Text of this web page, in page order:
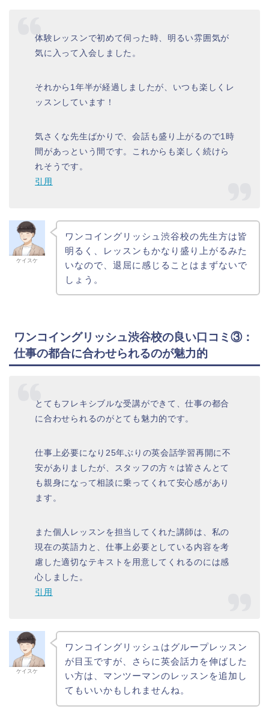
体験レッスンで初めて伺った時、明るい雰囲気が
気に入って入会しました。
それから1年半が経過しましたが、いつも楽しくレ
ッスンしています！
気さくな先生ばかりで、会話も盛り上がるので1時
間があっという間です。これからも楽しく続けら
れそうです。
引用
ケイスケ
ワンコイングリッシュ渋谷校の先生方は皆
明るく、レッスンもかなり盛り上がるみた
いなので、退屈に感じることはまずないで
しょう。
ワンコイングリッシュ渋谷校の良い口コミ③：
仕事の都合に合わせられるのが魅力的
とてもフレキシブルな受講ができて、仕事の都合
に合わせられるのがとても魅力的です。
仕事上必要になり25年ぶりの英会話学習再開に不
安がありましたが、スタッフの方々は皆さんとて
も親身になって相談に乗ってくれて安心感があり
ます。
また個人レッスンを担当してくれた講師は、私の
現在の英語力と、仕事上必要としている内容を考
慮した適切なテキストを用意してくれるのには感
心しました。
引用
ケイスケ
ワンコイングリッシュはグループレッスン
が目玉ですが、さらに英会話力を伸ばした
い方は、マンツーマンのレッスンを追加し
てもいいかもしれませんね。